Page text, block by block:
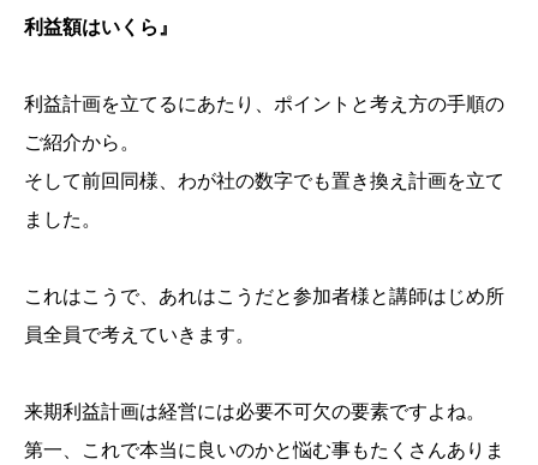
利益額はいくら』
利益計画を立てるにあたり、ポイントと考え方の手順の
ご紹介から。
そして前回同様、わが社の数字でも置き換え計画を立て
ました。
これはこうで、あれはこうだと参加者様と講師はじめ所
員全員で考えていきます。
来期利益計画は経営には必要不可欠の要素ですよね。
第一、これで本当に良いのかと悩む事もたくさんありま